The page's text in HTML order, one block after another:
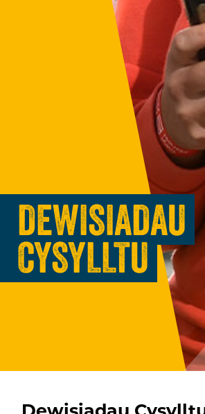
DEWISIADAU
CYSYLLTU